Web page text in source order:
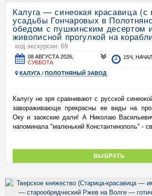
Калуга — синеокая красавица
усадьбы Гончаровых в
обедом с пушкинским десертом
живописной прогулкой на
код экскурсии: 69
08 АВГУСТА 2026,
СУББОТА
15Ч,
КАЛУГА / ПОЛОТНЯНЫЙ ЗАВОД
Калугу не зря сравнивают с русской
завораживающе прекрасны ее виды на
Оку и заокские дали! А Николаю
напоминала "маленький Константинополь" -
ВЫБРАТЬ